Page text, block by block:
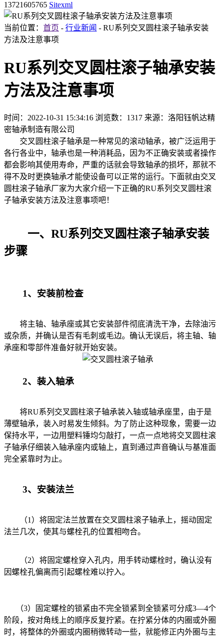
13721605765 Sitexml
当前位置： 首页 - 行业新闻 - RU系列交叉圆柱滚子轴承安装
方法及注意事项
RU系列交叉圆柱滚子轴承安装
方法及注意事项
时间：2022-10-31 15:34:16 浏览数：1317 来源：洛阳钰帆达精
密轴承制造有限公司
交叉圆柱滚子轴承是一种常见的滚动轴承，被广泛运用于
各行各业中，轴承也是一种消耗品，因为不正确安装或者操作
都会影响其使用寿命，严重的话就会导致轴承的损坏，那就不
得不及时更换轴承才能使设备可以正常的运行。下面就由交叉
圆柱滚子轴承厂家为大家介绍一下正确的RU系列交叉圆柱滚
子轴承安装方法及注意事项吧！
一、RU系列交叉圆柱滚子轴承安装
步骤
1、安装前检查
将主轴、轴承座或其它安装部件彻底清洗干净，去除油污
或杂质，并确认是否有毛刺或毛边。确认无误后，将主轴、轴
承座和零部件准备好就开始安装。
2、装入轴承
将RU系列交叉圆柱滚子轴承装入轴或轴承座里，由于是
薄壁轴承，装入时易发生倾斜。为了防止这种现象，需要一边
保持水平，一边用塑料锤均匀敲打，一点一点地将交叉圆柱滚
子轴承仔细装入轴承座内或轴上，直到通过声音确认与基准面
完全紧靠时为止。
3、安装法兰
（1）将固定法兰放置在交叉圆柱滚子轴承上，摇动固定
法兰几次，使其与螺栓孔的位置相吻合。
（2）将固定螺栓穿入孔内，用手转动螺栓时，确认没有
因螺栓孔偏离而引起螺栓难以拧入。
（3）固定螺栓的锁紧由不完全锁紧到全锁紧可分成3—4个
阶段，按对角线上的顺序反复拧紧。在拧紧分体的内圈或外圈
时，将整体的外圈或内圈稍微转动一些，就能修正内外圈与主